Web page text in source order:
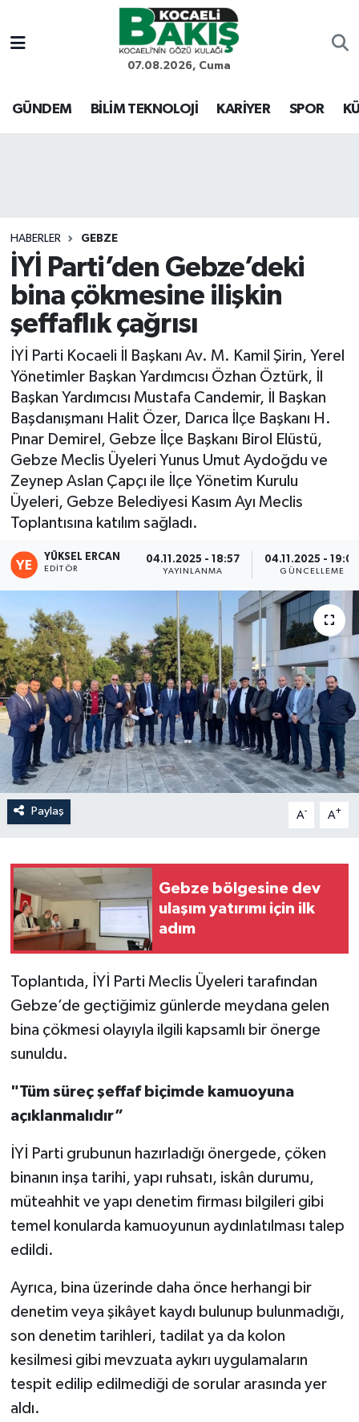
07.08.2026, Cuma
GÜNDEM BİLİM TEKNOLOJİ KARİYER SPOR
HABERLER GEBZE
İYİ Parti’den Gebze’deki
bina çökmesine ilişkin
şeffaflık çağrısı
İYİ Parti Kocaeli İl Başkanı Av. M. Kamil Şirin, Yerel
Yönetimler Başkan Yardımcısı Özhan Öztürk, İl
Başkan Yardımcısı Mustafa Candemir, İl Başkan
Başdanışmanı Halit Özer, Darıca İlçe Başkanı H.
Pınar Demirel, Gebze İlçe Başkanı Birol Elüstü,
Gebze Meclis Üyeleri Yunus Umut Aydoğdu ve
Zeynep Aslan Çapçı ile İlçe Yönetim Kurulu
Üyeleri, Gebze Belediyesi Kasım Ayı Meclis
Toplantısına katılım sağladı.
YÜKSEL ERCAN
EDITÖR
04.11.2025 - 18:57
YAYINLANMA
04.11.2025 -
GÜNCELLEME
Paylaş A- A+
Gebze bölgesine dev
ulaşım yatırımı için ilk
adım
Toplantıda, İYİ Parti Meclis Üyeleri tarafından
Gebze’de geçtiğimiz günlerde meydana gelen
bina çökmesi olayıyla ilgili kapsamlı bir önerge
sunuldu.
"Tüm süreç şeffaf biçimde kamuoyuna
açıklanmalıdır”
İYİ Parti grubunun hazırladığı önergede, çöken
binanın inşa tarihi, yapı ruhsatı, iskân durumu,
müteahhit ve yapı denetim firması bilgileri gibi
temel konularda kamuoyunun aydınlatılması talep
edildi.
Ayrıca, bina üzerinde daha önce herhangi bir
denetim veya şikâyet kaydı bulunup bulunmadığı,
son denetim tarihleri, tadilat ya da kolon
kesilmesi gibi mevzuata aykırı uygulamaların
tespit edilip edilmediği de sorular arasında yer
aldı.
Kocaeli Nöbetçi Eczaneler
Kocaeli Hava Durumu
Son Dakika Haberleri
Haber Arşivi